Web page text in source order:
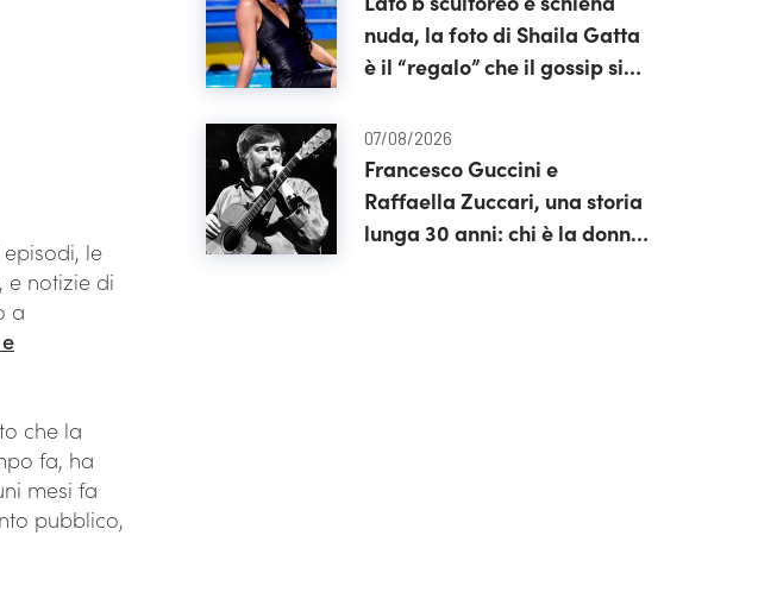
le
e notizie di
a
che la
fa, ha
mesi fa
pubblico,
nuda, la foto di Shaila Gatta
è il “regalo” che il gossip si
07/08/2026
Francesco Guccini e
Raffaella Zuccari, una storia
lunga 30 anni: chi è la donna